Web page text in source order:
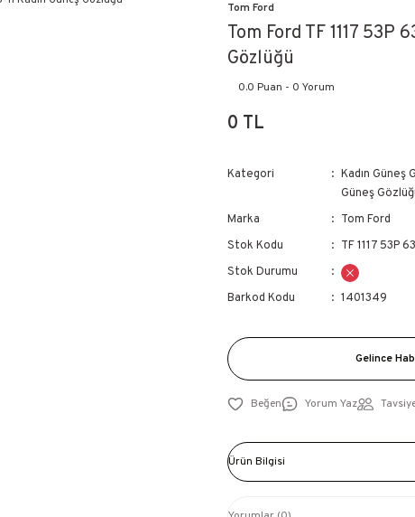
Tom Ford
Tom Ford TF 1117 53P
Gözlüğü
0.0 Puan - 0 Yorum
0 TL
Kategori Kadın Güneş
Güneş
Marka
Tom Ford
Stok Kodu
TF 1117 53P
Stok Durumu
Barkod Kodu
1401349
Gelince
Yorum Yaz
Ürün Bilgisi